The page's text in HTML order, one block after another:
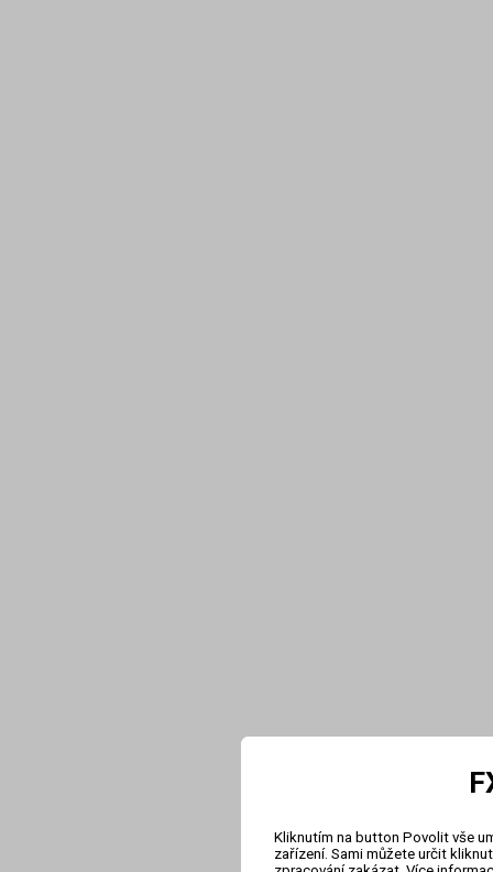
Kliknutím na button Povolit vše
zařízení. Sami můžete určit